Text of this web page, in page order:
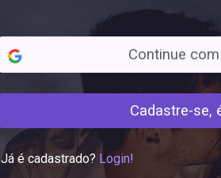
Continue
Cadastre-se,
Já é cadastrado? Login!